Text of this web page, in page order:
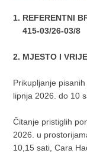
1. REFERENTNI
415-03/26-03/8
2. MJESTO I
Prikupljanje
lipnja 2026. do 10
Čitanje pristiglih
2026. u
10,15 sati, Cara